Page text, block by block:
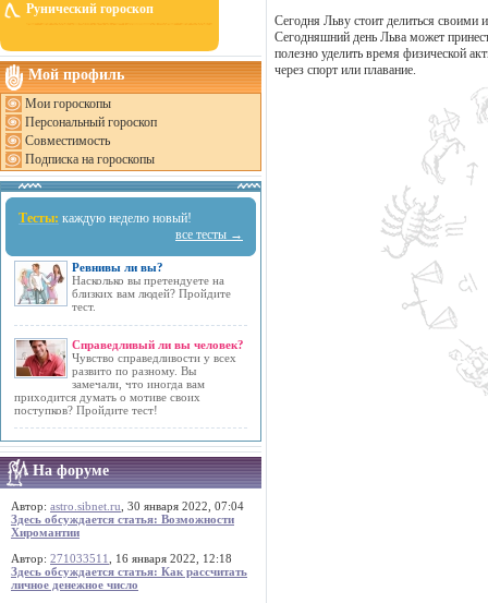
Рунический гороскоп
Мой профиль
Мои гороскопы
Персональный гороскоп
Совместимость
Подписка на гороскопы
Тесты: каждую неделю новый!
все тесты →
Ревнивы ли вы?
Насколько вы претендуете на
близких вам людей? Пройдите
тест.
Справедливый ли вы человек?
Чувство справедливости у всех
развито по разному. Вы
замечали, что иногда вам
приходится думать о мотиве своих
поступков? Пройдите тест!
На форуме
Автор: astro.sibnet.ru , 30 января 2022, 07:04
Здесь обсуждается статья: Возможности
Хиромантии
Автор: 271033511
, 16 января 2022, 12:18
Здесь обсуждается статья: Как рассчитать
личное денежное число
Сегодня Льву стоит делиться
Сегодняшний день Льва может
полезно уделить время физической
через спорт или плавание.